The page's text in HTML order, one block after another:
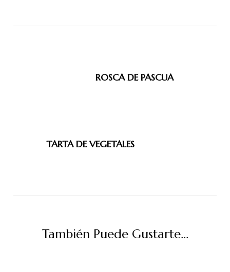
ROSCA DE PASCUA
TARTA DE VEGETALES
También Puede Gustarte...